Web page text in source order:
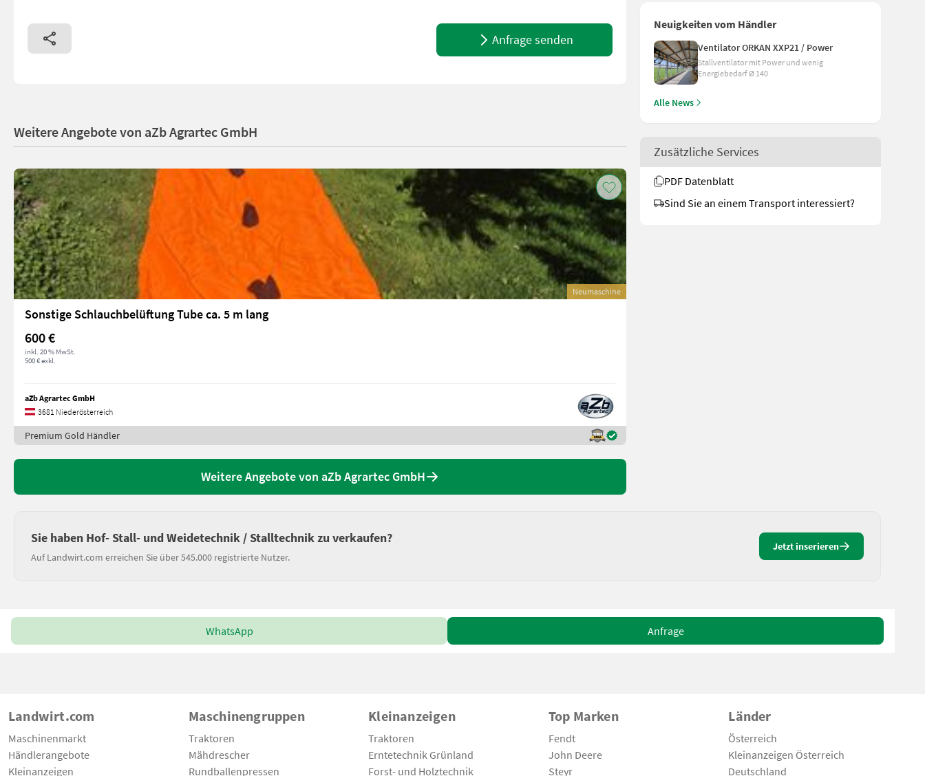
Anfrage senden
Neuigkeiten vom Händler
Ventilator ORKAN XXP21 / Power
Stallventilator mit Power und wenig
Energiebedarf Ø 140
Alle News
Zusätzliche Services
PDF Datenblatt
Sind Sie an einem Transport interessiert?
Weitere Angebote von aZb Agrartec GmbH
Neumaschine
Sonstige Schlauchbelüftung Tube ca. 5 m lang
600 €
inkl. 20 % MwSt.
500 € exkl.
aZb Agrartec GmbH
3681 Niederösterreich
Premium Gold Händler
Weitere Angebote von aZb Agrartec GmbH
Sie haben Hof- Stall- und Weidetechnik / Stalltechnik zu verkaufen?
Auf Landwirt.com erreichen Sie über 545.000 registrierte Nutzer.
Jetzt inserieren
WhatsApp Anfrage
Landwirt.com
Maschinenmarkt
Händlerangebote
Kleinanzeigen
Maschinengruppen
Traktoren
Mähdrescher
Rundballenpressen
Kleinanzeigen
Traktoren
Erntetechnik Grünland
Forst- und Holztechnik
Top Marken
Fendt
John Deere
Steyr
Länder
Österreich
Kleinanzeigen Österreich
Deutschland